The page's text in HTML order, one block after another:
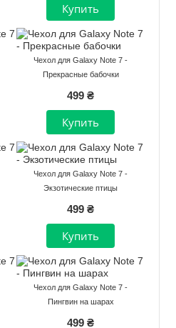
Чехол для Galaxy Note 7 -
Прекрасные бабочки
499 ₴
Чехол для Galaxy Note 7 -
Экзотические птицы
499 ₴
Чехол для Galaxy Note 7 -
Пингвин на шарах
499 ₴